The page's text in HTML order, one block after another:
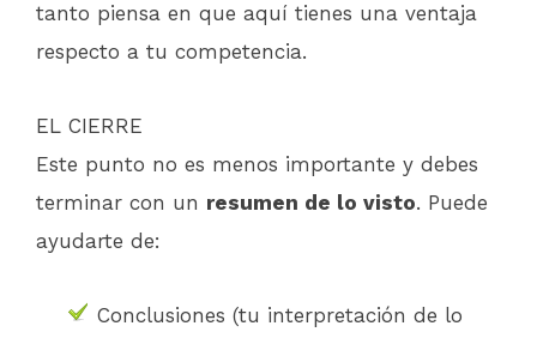
tanto piensa en que aquí tienes una ventaja
respecto a tu competencia.
EL CIERRE
Este punto no es menos importante y debes
terminar con un resumen de lo visto. Puede
ayudarte de:
Conclusiones (tu interpretación de lo